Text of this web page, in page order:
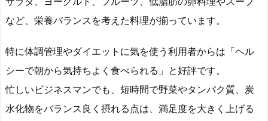
など、栄養バランスを考えた料理が揃っています。
特に体調管理やダイエットに気を使う利用者からは「ヘル
シーで朝から気持ちよく食べられる」と好評です。
忙しいビジネスマンでも、短時間で野菜やタンパク質、炭
水化物をバランス良く摂れる点は、満足度を大きく上げる